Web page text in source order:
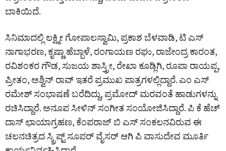
ಬಾಕಿಯಿದೆ.
ಸಿನಿಮಾದಲ್ಲಿ ಲಕ್ಷ್ಮೀ ಗೋಪಾಲಸ್ವಾಮಿ, ಪ್ರಕಾಶ ಬೆಳವಾಡಿ, ಟಿ ಎಸ್
ನಾಗಾಭರಣ, ಕೃಷ್ಣಾ ಹೆಬ್ಬಾಳೆ, ರಂಗಾಯಣ ರಘು, ರಾಜೇಂದ್ರ ಕಾರಂತ,
ರವಿಶಂಕರ ಗೌಡ, ಸುಜಯ ಶಾಸ್ತ್ರೀ, ರೇಖಾ ಕೂಡ್ಲಿಗಿ, ರೂಪಾ ರಾಯಪ್ಪ,
ಪ್ರೀತಂ, ಅಶ್ವಿನ್ ರಾವ್ ಇತರೆ ಪ್ರಮುಖ ಪಾತ್ರಗಳಲ್ಲಿದ್ದಾರೆ. ಎಂ ಎಸ್
ರಮೇಶ್ ಸಂಭಾಷಣೆ ಬರೆದಿದ್ದು, ಪ್ರಮೋದ್ ಮರವಂತೆ ಹಾಡುಗಳನ್ನು
ರಚಿಸಿದ್ದಾರೆ. ಅನೂಪ ಸೀಳಿನ್ ಸಂಗೀತ ಸಂಯೋಜಿಸಿದ್ದಾರೆ. ಪಿ ಕೆ‌ ಹೆಚ್
ದಾಸ್ ಛಾಯಾಗ್ರಹಣ, ಕೆಂಪರಾಜ್ ಬಿ ಎಸ್ ಸಂಕಲನವಿರುವ ಈ
ಚಲನಚಿತ್ರದ ಸ್ಕ್ರಿಪ್ಟ್ ಸೂಪರ್ ವೈಸರ್ ಆಗಿ ಪಿ ವಾಸುದೇವ ಮೂರ್ತಿ